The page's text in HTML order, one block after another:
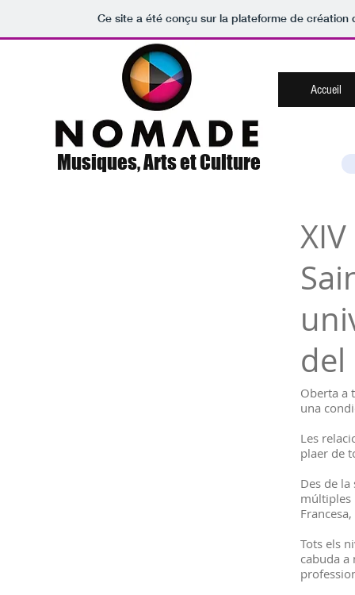
Ce site a été conçu sur la plateforme de
Accueil
Musiques, Arts et Culture
del
Oberta a
una
Les
plaer de
Des de
múltiples
Tots els
cabuda